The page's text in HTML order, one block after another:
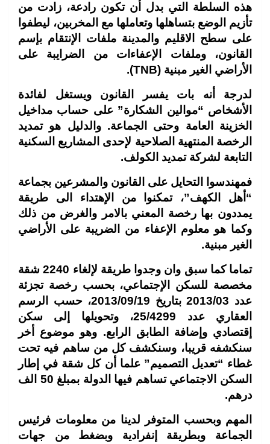
هذه السلطة التي بدل أن تكون رادعة، زادت من
تأزيم الوضع بتساهلها وتعاملها مع المخربين، ليطفوا
على سطح الاقليم والمدينة ملفات الإنتقام بإسم
القانون، وملفات الإعفاءات من الضرايبة على
الأراضي الغير مبنية (TNB).
لدرجة أنه بات يفسر القانون ويستغل لفائدة
الأشخاص “موالين الشكارة” على حساب مداخيل
الخزينة العامة وحتى الجماعة. والدليل هو تمديد
الرخصة المنتهية الصلاحية لإحدى المشاريع السكنية
التابعة لشركة تمديد الكولف.
فمهندسوا التحايل على القانون والمشرعين بجماعة
“أهل الكهف”، تمكنوا من الإهتداء الى طريقة
يمددون بها رخصة المعني بالامر والغرض من ذلك
وكما هو معلوم الإعفاء من الضريبة على الأراضي
الغير مبنية.
تماما كما سبق وان وجدوا طريقة لإلغاء 2240 شقة
مخصصة للسكن الإجتماعي، بحسب رخصة تجزئة
عدد 2013/03 بتاريخ 2013/09/19، حسب الرسم
العقاري عدد 25/4299، وتحويلها إلى سكن
إقتصادي وإضافة الطابق الرابع. وهو موضوع أخر
سنكشفه قريبا، وسنكشف كل من ساهم فيه تحت
غطاء “تعديل التصميم” علما أن كل شقة في إطار
السكن الاجتماعي تساهم فيها الدولة بمبلغ 50 الف
درهم.
المهم وبحسب المتوفر لدينا من معلومات فرئيس
الجماعة وبطريقة إنفرادية وبضغط من جهات